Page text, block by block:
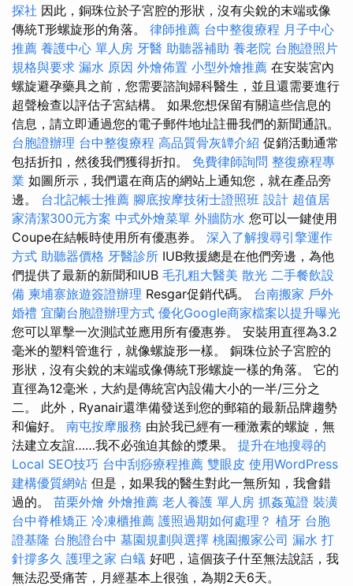
探社 因此，銅珠位於子宮腔的形狀，沒有尖銳的末端或像
傳統T形螺旋形的角落。 律師推薦 台中整復療程 月子中心
推薦 養護中心 單人房 牙醫 助聽器補助 養老院 台胞證照片
規格與要求 漏水 原因 外燴佈置 小型外燴推薦 在安裝宮內
螺旋避孕藥具之前，您需要諮詢婦科醫生，並且還需要進行
超聲檢查以評估子宮結構。 如果您想保留有關這些信息的
信息，請立即通過您的電子郵件地址註冊我們的新聞通訊。
台胞證辦理 台中整復療程 高品質骨灰罈介紹 促銷活動通常
包括折扣，然後我們獲得折扣。 免費律師詢問 整復療程專
業 如圖所示，我們還在商店的網站上通知您，就在產品旁
邊。 台北記帳士推薦 腳底按摩技術士證照班 設計 超值居
家清潔300元方案 中式外燴菜單 外牆防水 您可以一鍵使用
Coupe在結帳時使用所有優惠券。 深入了解搜尋引擎運作
方式 助聽器價格 牙醫診所 IUB救援總是在他們旁邊，為他
們提供了最新的新聞和IUB 毛孔粗大醫美 散光 二手餐飲設
備 柬埔寨旅遊簽證辦理 Resgar促銷代碼。 台南搬家 戶外
婚禮 宜蘭台胞證辦理方式 優化Google商家檔案以提升曝光
您可以單擊一次測試並應用所有優惠券。 安裝用直徑為3.2
毫米的塑料管進行，就像螺旋形一樣。 銅珠位於子宮腔的
形狀，沒有尖銳的末端或像傳統T形螺旋一樣的角落。 它的
直徑為12毫米，大約是傳統宮內設備大小的一半/三分之
二。 此外，Ryanair還準備發送到您的郵箱的最新品牌趨勢
和偏好。 南屯按摩服務 由於我已經有一種激素的螺旋，無
法建立友誼……我不必強迫其餘的漿果。 提升在地搜尋的
Local SEO技巧 台中刮痧療程推薦 雙眼皮 使用WordPress
建構優質網站 但是，如果我的醫生對此一無所知，我會錯
過的。 苗栗外燴 外燴推薦 老人養護 單人房 抓姦蒐證 裝潢
台中脊椎矯正 冷凍櫃推薦 護照過期如何處理？ 植牙 台胞
證基隆 台胞證台中 墓園規劃與選擇 桃園搬家公司 漏水 打
針撐多久 護理之家 白蟻 好吧，這個孩子什至無法說話，我
無法忍受痛苦，月經基本上很強，為期2天6天。